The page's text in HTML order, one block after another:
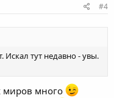
#4
Искал тут недавно - увы.
миров много